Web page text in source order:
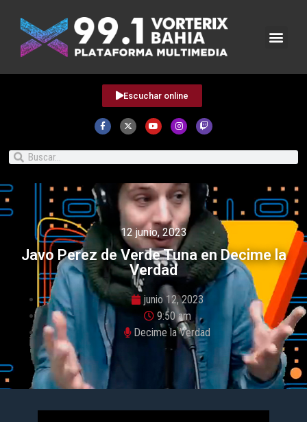
Escuchar online
12 junio, 2023
Javo Perez de Verde Tuna en Decime la
Verdad
junio 12, 2023
9:50 am
Decime la Verdad